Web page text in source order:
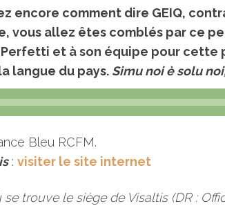
encore comment dire GEIQ,
vous allez êtes comblés par ce
Perfetti et à son équipe pour cette
langue du pays. Simu noi è solu
Bleu RCFM.
: visiter le site internet
se trouve le siège de Visaltis (DR :